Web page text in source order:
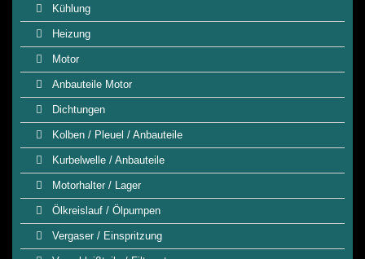
Kühlung
Heizung
Motor
Anbauteile Motor
Dichtungen
Kolben / Pleuel / Anbauteile
Kurbelwelle / Anbauteile
Motorhalter / Lager
Ölkreislauf / Ölpumpen
Vergaser / Einspritzung